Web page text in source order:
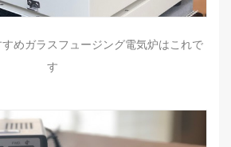
すめガラスフュージング電気炉はこれで
す